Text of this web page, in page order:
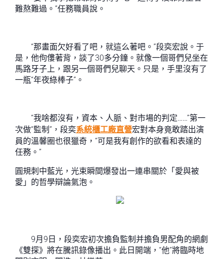
難熬難過。”任務職員說。
“那畫面欠好看了吧，就這么著吧。”段奕宏說。于
是，他佝僂著背，談了30多分鐘。就像一個哥們兒坐在
馬路牙子上，跟另一個哥們兒聊天。只是，手里沒有了
一瓶“年夜綠棒子”。
“我啥都沒有，資本、人脈、對市場的判定……”第一
次做“監制”，段奕系統櫃工廠直營宏對本身竟敢踏出演
員的溫馨圈也很獵奇，“可是我有創作的欲看和表達的
任務。”
圓規刺中藍光，光束瞬間爆發出一連串關於「愛與被
愛」的哲學辯論氣泡。
9月9日，段奕宏初次擔負監制并擔負男配角的網劇
《雙探》將在騰訊錄像播出。此日開端，“他”將臨時地